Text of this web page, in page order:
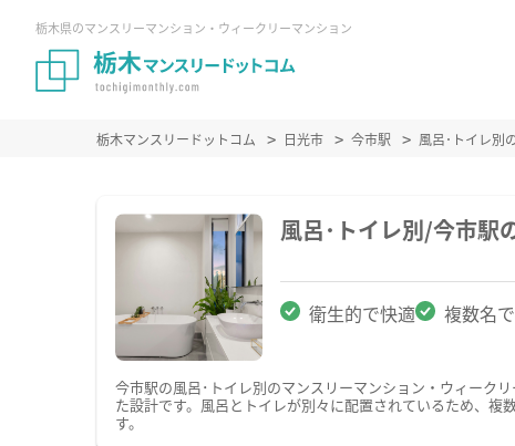
栃木県のマンスリーマンション・ウィークリーマンション
栃木マンスリードットコム 日光市 今市駅 風呂･トイレ別
風呂･トイレ別/今市駅
衛生的で快適 複数名
今市駅の風呂･トイレ別のマンスリーマンション・ウィーク
た設計です。風呂とトイレが別々に配置されているため、
す。